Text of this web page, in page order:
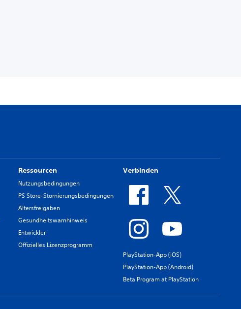
Ressourcen
Nutzungsbedingungen
PS Store-Stornierungsbedingungen
Altersfreigaben
Gesundheitswarnhinweis
Entwickler
Offizielles Lizenzprogramm
Verbinden
PlayStation-App (iOS)
PlayStation-App (Android)
Beta Program at PlayStation